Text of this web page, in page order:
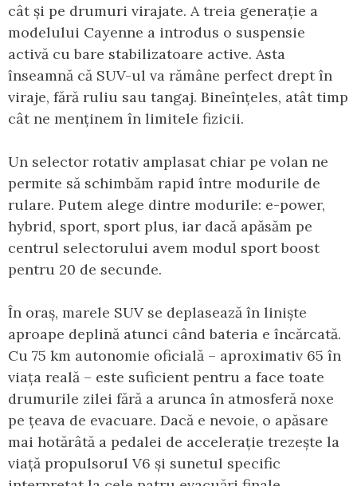
cât și pe drumuri virajate. A treia generație a
modelului Cayenne a introdus o suspensie
activă cu bare stabilizatoare active. Asta
înseamnă că SUV-ul va rămâne perfect drept în
viraje, fără ruliu sau tangaj. Bineînțeles, atât timp
cât ne menținem în limitele fizicii.
Un selector rotativ amplasat chiar pe volan ne
permite să schimbăm rapid între modurile de
rulare. Putem alege dintre modurile: e-power,
hybrid, sport, sport plus, iar dacă apăsăm pe
centrul selectorului avem modul sport boost
pentru 20 de secunde.
În oraș, marele SUV se deplasează în liniște
aproape deplină atunci când bateria e încărcată.
Cu 75 km autonomie oficială – aproximativ 65 în
viața reală – este suficient pentru a face toate
drumurile zilei fără a arunca în atmosferă noxe
pe țeava de evacuare. Dacă e nevoie, o apăsare
mai hotărâtă a pedalei de accelerație trezește la
viață propulsorul V6 și sunetul specific